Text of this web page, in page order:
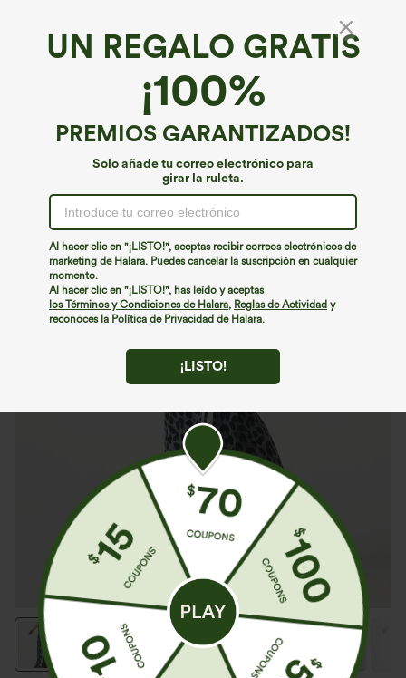
UN REGALO GRATIS
¡100%
PREMIOS GARANTIZADOS!
Solo añade tu correo electrónico para
girar la ruleta.
Al hacer clic en "¡LISTO!", aceptas recibir correos electrónicos de
marketing de Halara. Puedes cancelar la suscripción en cualquier
momento.
Al hacer clic en "¡LISTO!", has leído y aceptas
los Términos y Condiciones de Halara, Reglas de Actividad y
reconoces la Política de Privacidad de Halara.
¡LISTO!
Pantalones casual de talle alto baggy color
block con estampado de leopardo en tejido
waffle y bolsillos.
Buy 2, 10% Off | Buy 3, 20% Off